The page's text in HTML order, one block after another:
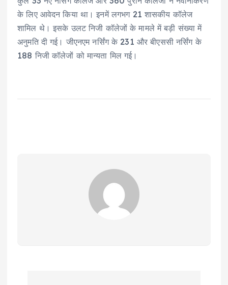
के लिए आवेदन किया था। इनमें लगभग 21 शासकीय कॉलेज
शामिल थे। इसके उलट निजी कॉलेजों के मामले में बड़ी संख्या में
अनुमति दी गई। जीएनएम नर्सिंग के 231 और बीएससी नर्सिंग के
188 निजी कॉलेजों को मान्यता मिल गई।